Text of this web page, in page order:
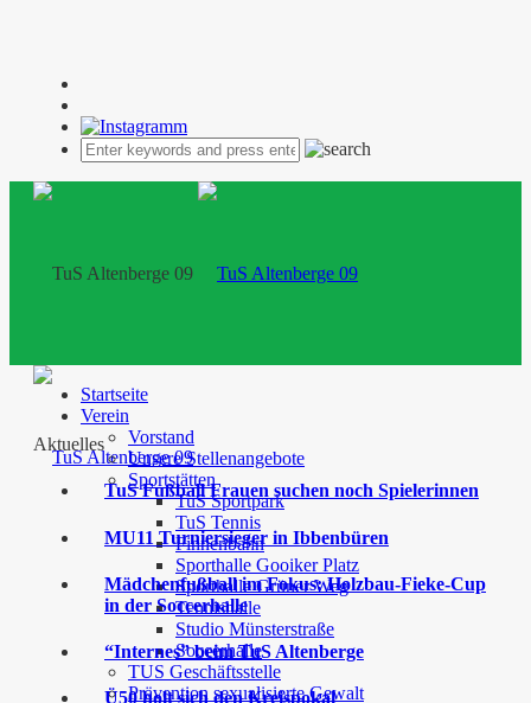
Startseite
Verein
Vorstand
Unsere Stellenangebote
Sportstätten
TuS Sportpark
TuS Tennis
Finnenbahn
Sporthalle Gooiker Platz
Sporthalle Grüner Weg
Tennishalle
Studio Münsterstraße
Soccerhalle
TUS Geschäftsstelle
Prävention sexualisierte Gewalt
Aktuelles
TuS Fußball Frauen suchen noch Spielerinnen
MU11 Turniersieger in Ibbenbüren
Mädchenfußball im Fokus: Holzbau-Fieke-Cup
in der Soccerhalle
“Internes” beim TuS Altenberge
Ü50 holt sich den Kreispokal